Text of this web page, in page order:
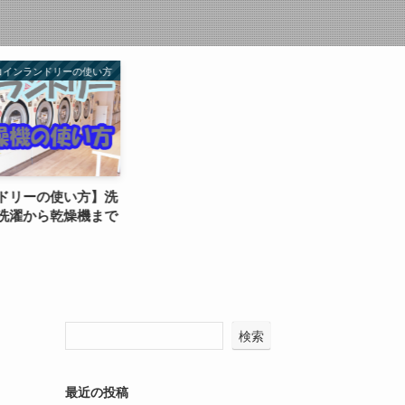
インランドリーの使い方
リーの使い方】洗
濯から乾燥機まで
検索
最近の投稿